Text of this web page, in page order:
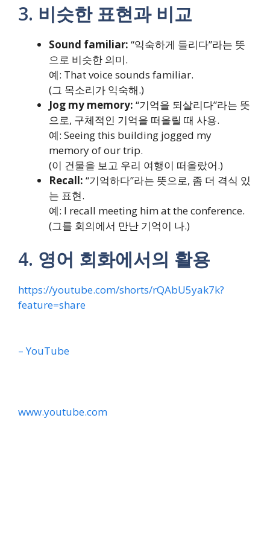
3. 비슷한 표현과 비교
Sound familiar: “익숙하게 들리다”라는 뜻
으로 비슷한 의미.
예: That voice sounds familiar.
(그 목소리가 익숙해.)
Jog my memory: “기억을 되살리다”라는 뜻
으로, 구체적인 기억을 떠올릴 때 사용.
예: Seeing this building jogged my
memory of our trip.
(이 건물을 보고 우리 여행이 떠올랐어.)
Recall: “기억하다”라는 뜻으로, 좀 더 격식 있
는 표현.
예: I recall meeting him at the conference.
(그를 회의에서 만난 기억이 나.)
4. 영어 회화에서의 활용
https://youtube.com/shorts/rQAbU5yak7k?
feature=share
– YouTube
www.youtube.com